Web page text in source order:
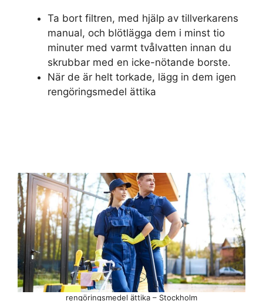
Ta bort filtren, med hjälp av tillverkarens
manual, och blötlägga dem i minst tio
minuter med varmt tvålvatten innan du
skrubbar med en icke-nötande borste.
När de är helt torkade, lägg in dem igen
rengöringsmedel ättika
rengöringsmedel ättika – Stockholm